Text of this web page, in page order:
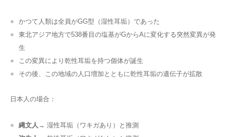
かつて人類は全員がGG型（湿性耳垢）であった
東北アジア地方で538番目の塩基がGからAに変化する突然変異が発
生
この変異により乾性耳垢を持つ個体が誕生
その後、この地域の人口増加とともに乾性耳垢の遺伝子が拡散
日本人の場合：
縄文人 → 湿性耳垢（ワキガあり）と推測